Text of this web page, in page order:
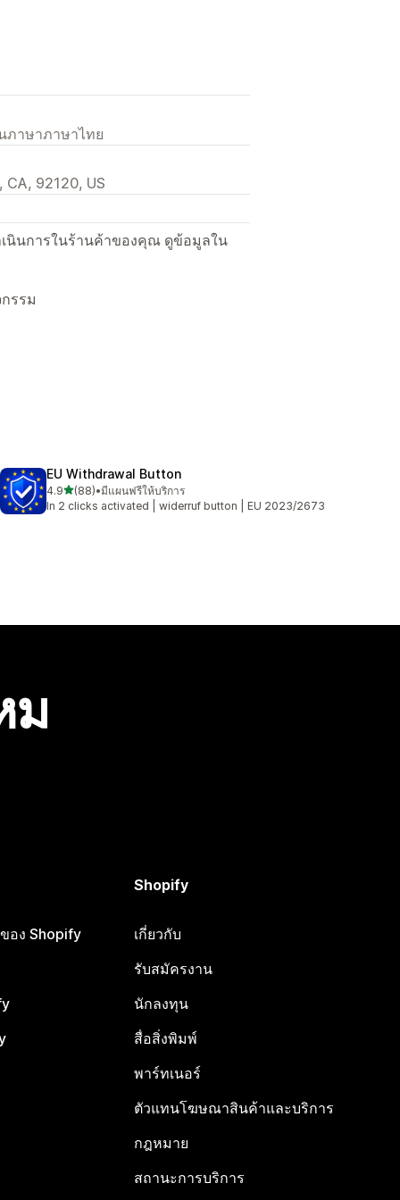
ภาษาภาษาไทย
CA, 92120, US
นินการในร้านค้าของคุณ ดูข้อมูลใน
รรม
EU Withdrawal Button
4.9เต็ม 5 ดาว
(88)
ทั้งหมด 88 รีวิว
•มีแผนฟรีให้บริการ
In 2 clicks activated | widerruf button | EU 2023/2673
ม
อง Shopify
Shopify
เกี่ยวกับ
รับสมัครงาน
นักลงทุน
สื่อสิ่งพิมพ์
พาร์ทเนอร์
ตัวแทนโฆษณาสินค้าและบริการ
กฎหมาย
สถานะการบริการ